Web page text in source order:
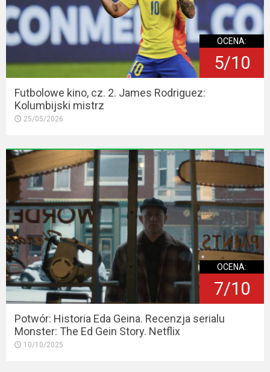
OCENA:
5/10
Futbolowe kino, cz. 2. James Rodriguez:
Kolumbijski mistrz
25/05/2026
OCENA:
7/10
Potwór: Historia Eda Geina. Recenzja serialu
Monster: The Ed Gein Story. Netflix
10/10/2025